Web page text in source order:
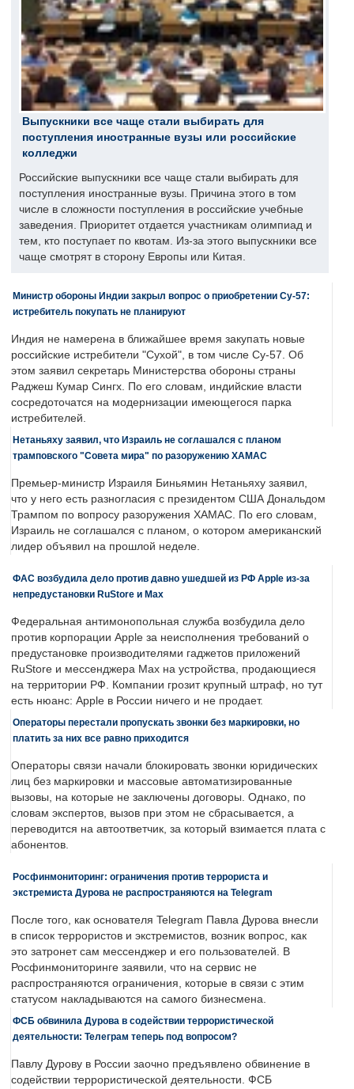
Выпускники все чаще стали выбирать для
поступления иностранные вузы или российские
колледжи
Российские выпускники все чаще стали выбирать для
поступления иностранные вузы. Причина этого в том
числе в сложности поступления в российские учебные
заведения. Приоритет отдается участникам олимпиад и
тем, кто поступает по квотам. Из-за этого выпускники все
чаще смотрят в сторону Европы или Китая.
Министр обороны Индии закрыл вопрос о приобретении Су-57:
истребитель покупать не планируют
Индия не намерена в ближайшее время закупать новые
российские истребители "Сухой", в том числе Су-57. Об
этом заявил секретарь Министерства обороны страны
Раджеш Кумар Сингх. По его словам, индийские власти
сосредоточатся на модернизации имеющегося парка
истребителей.
Нетаньяху заявил, что Израиль не соглашался с планом
трамповского "Совета мира" по разоружению ХАМАС
Премьер-министр Израиля Биньямин Нетаньяху заявил,
что у него есть разногласия с президентом США Дональдом
Трампом по вопросу разоружения ХАМАС. По его словам,
Израиль не соглашался с планом, о котором американский
лидер объявил на прошлой неделе.
ФАС возбудила дело против давно ушедшей из РФ Apple из-за
непредустановки RuStore и Max
Федеральная антимонопольная служба возбудила дело
против корпорации Apple за неисполнения требований о
предустановке производителями гаджетов приложений
RuStore и мессенджера Max на устройства, продающиеся
на территории РФ. Компании грозит крупный штраф, но тут
есть нюанс: Apple в России ничего и не продает.
Операторы перестали пропускать звонки без маркировки, но
платить за них все равно приходится
Операторы связи начали блокировать звонки юридических
лиц без маркировки и массовые автоматизированные
вызовы, на которые не заключены договоры. Однако, по
словам экспертов, вызов при этом не сбрасывается, а
переводится на автоответчик, за который взимается плата с
абонентов.
Росфинмониторинг: ограничения против террориста и
экстремиста Дурова не распространяются на Telegram
После того, как основателя Telegram Павла Дурова внесли
в список террористов и экстремистов, возник вопрос, как
это затронет сам мессенджер и его пользователей. В
Росфинмониторинге заявили, что на сервис не
распространяются ограничения, которые в связи с этим
статусом накладываются на самого бизнесмена.
ФСБ обвинила Дурова в содействии террористической
деятельности: Телеграм теперь под вопросом?
Павлу Дурову в России заочно предъявлено обвинение в
содействии террористической деятельности. ФСБ